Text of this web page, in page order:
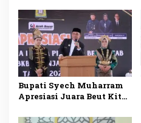
Raniry untuk Periode
2026–2030
Bupati Syech Muharram
Apresiasi Juara Beut Kitab